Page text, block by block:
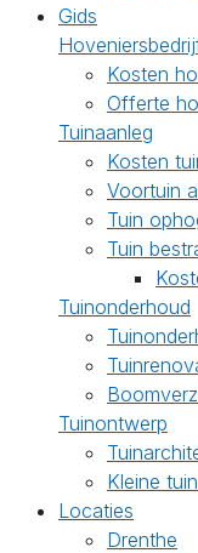
Gids
Kosten
Offerte
Tuinaanleg
Kosten
Voortuin
Tuin
Tuin
Tuinonderhoud
Tuinontwerp
Kleine
Locaties
Drenthe